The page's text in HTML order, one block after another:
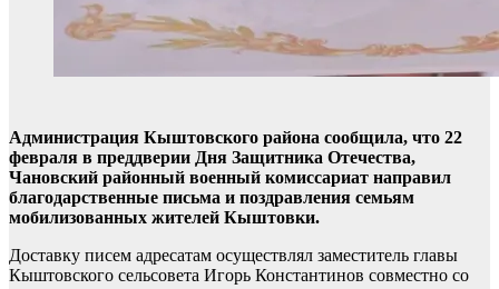
Администрация Кыштовского района сообщила, что 22
февраля в преддверии Дня Защитника Отечества,
Чановский районный военный комиссариат направил
благодарственные письма и поздравления семьям
мобилизованных жителей Кыштовки.
Доставку писем адресатам осуществлял заместитель главы
Кыштовского сельсовета Игорь Константинов совместно со